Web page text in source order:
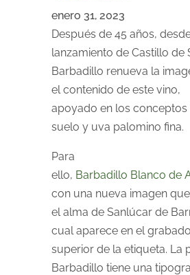
enero 31, 2023
Después de 45 años,
lanzamiento de Castillo de
Barbadillo renueva la
el contenido de este vino,
apoyado en los conceptos
suelo y uva palomino fina.
Para
ello, Barbadillo Blanco de
con una nueva imagen
el alma de Sanlúcar de
cual aparece en el
superior de la etiqueta. La
Barbadillo tiene una